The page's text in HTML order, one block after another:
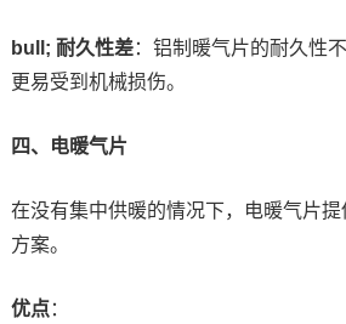
bull; 耐久性差：铝制暖气片的耐久性
更易受到机械损伤。
四、电暖气片
在没有集中供暖的情况下，电暖气片
方案。
优点：